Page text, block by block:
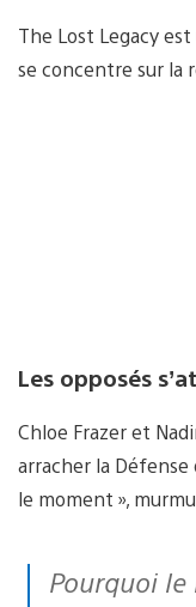
The Lost Legacy
se concentre sur la
Les opposés
Chloe Frazer et
arracher la Défense
le moment »,
Pourquoi le retour de Chloe ? Pour Naughty Dog, la décision a été facile. « C’est